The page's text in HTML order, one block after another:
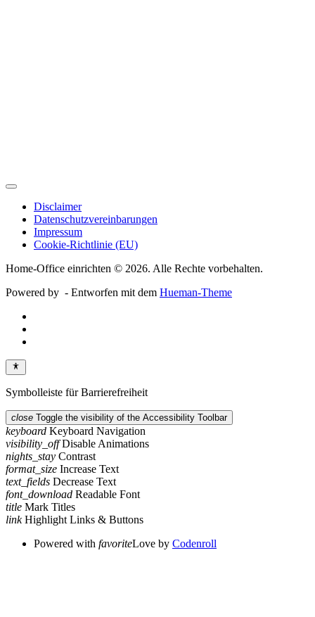
Disclaimer
Datenschutzvereinbarungen
Impressum
Cookie-Richtlinie (EU)
Home-Office einrichten © 2026. Alle Rechte vorbehalten.
Powered by - Entworfen mit dem Hueman-Theme
Symbolleiste für Barrierefreiheit
close Toggle the visibility of the Accessibility Toolbar
keyboard Keyboard Navigation
visibility_off Disable Animations
nights_stay Contrast
format_size Increase Text
text_fields Decrease Text
font_download Readable Font
title Mark Titles
link Highlight Links & Buttons
Powered with favoriteLove by Codenroll